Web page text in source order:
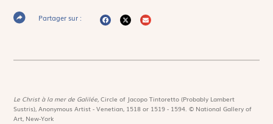
Partager sur :
Le Christ à la mer de Galilée,Circle of Jacopo Tintoretto (Probably Lambert
Sustris), Anonymous Artist - Venetian, 1518 or 1519 - 1594. © National Gallery of
Art, New-York